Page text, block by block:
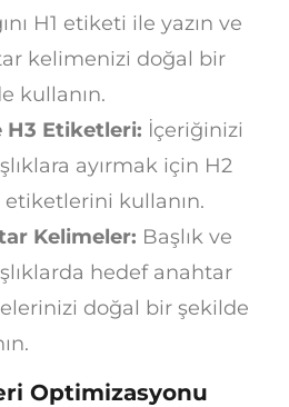
H1 etiketi ile yazın ve
kelimenizi doğal bir
kullanın.
H3 Etiketleri: İçeriğinizi
ayırmak için H2
etiketlerini kullanın.
Kelimeler: Başlık ve
hedef anahtar
doğal bir şekilde
Optimizasyonu